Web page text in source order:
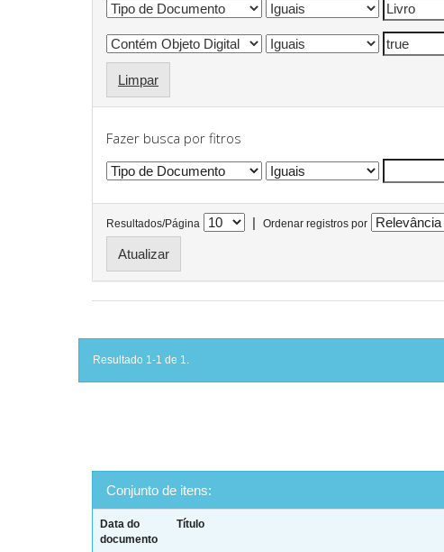
Limpar
Fazer busca por fitros
Resultados/Página | Ordenar registros por
Resultado 1-1 de 1.
Conjunto de itens:
Data do
documento
Título